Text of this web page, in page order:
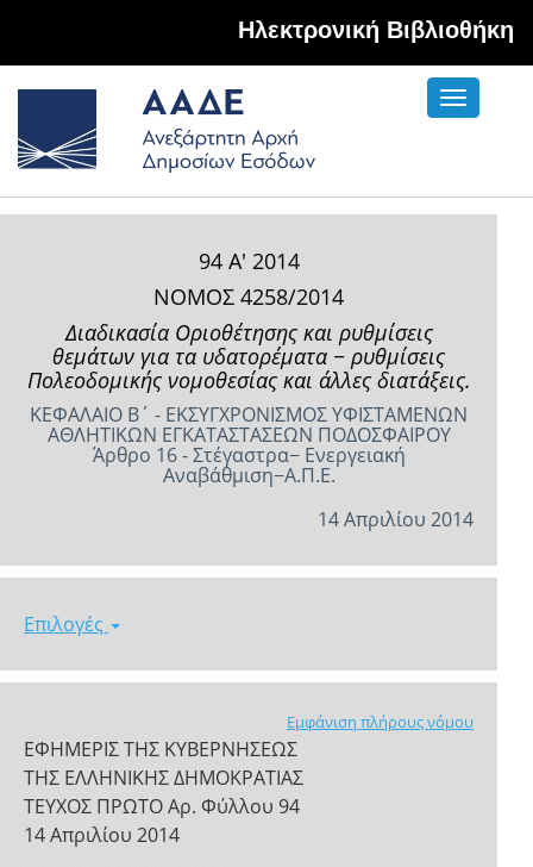
Hλεκτρονική Βιβλιοθήκη
Toggle
94 Α' 2014
ΝΟΜΟΣ 4258/2014
Διαδικασία Οριοθέτησης και ρυθμίσεις
θεμάτων για τα υδατορέματα − ρυθμίσεις
Πολεοδομικής νομοθεσίας και άλλες διατάξεις.
ΚΕΦΑΛΑΙΟ Β΄ - ΕΚΣΥΓΧΡΟΝΙΣΜΟΣ ΥΦΙΣΤΑΜΕΝΩΝ
ΑΘΛΗΤΙΚΩΝ ΕΓΚΑΤΑΣΤΑΣΕΩΝ ΠΟΔΟΣΦΑΙΡΟΥ
Άρθρο 16 - Στέγαστρα− Ενεργειακή
Αναβάθμιση−Α.Π.Ε.
14 Απριλίου 2014
Επιλογές
Εμφάνιση πλήρους νόμου
ΕΦΗΜΕΡΙΣ ΤΗΣ ΚΥΒΕΡΝΗΣΕΩΣ
ΤΗΣ ΕΛΛΗΝΙΚΗΣ ΔΗΜΟΚΡΑΤΙΑΣ
ΤΕΥΧΟΣ ΠΡΩΤΟ Αρ. Φύλλου 94
14 Απριλίου 2014